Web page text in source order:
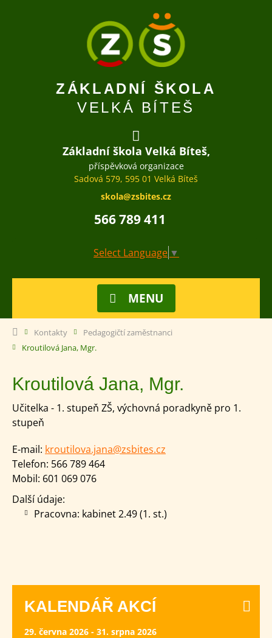
ZÁKLADNÍ ŠKOLA
VELKÁ BÍTEŠ
Základní škola Velká Bíteš,
příspěvková organizace
Sadová 579, 595 01 Velká Bíteš
skola@zsbites.cz
566 789 411
Select Language ▼
MENU
Kontakty
Pedagogičtí zaměstnanci
Kroutilová Jana, Mgr.
Kroutilová Jana, Mgr.
Učitelka - 1. stupeň ZŠ, výchovná poradkyně pro 1.
stupeň
E-mail: kroutilova.jana@zsbites.cz
Telefon: 566 789 464
Mobil: 601 069 076
Další údaje:
Pracovna: kabinet 2.49 (1. st.)
KALENDÁŘ AKCÍ
29. června 2026 - 31. srpna 2026